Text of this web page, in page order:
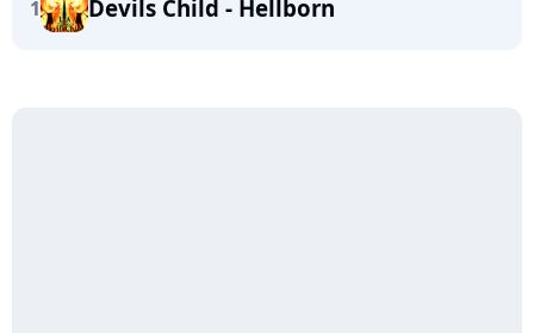
1 Devils Child - Hellborn